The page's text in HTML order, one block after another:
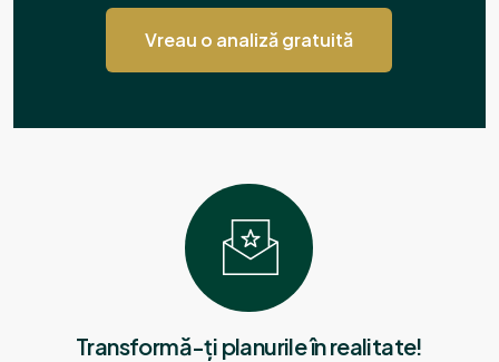
Vreau o analiză gratuită
Transformă-ți planurile în realitate!